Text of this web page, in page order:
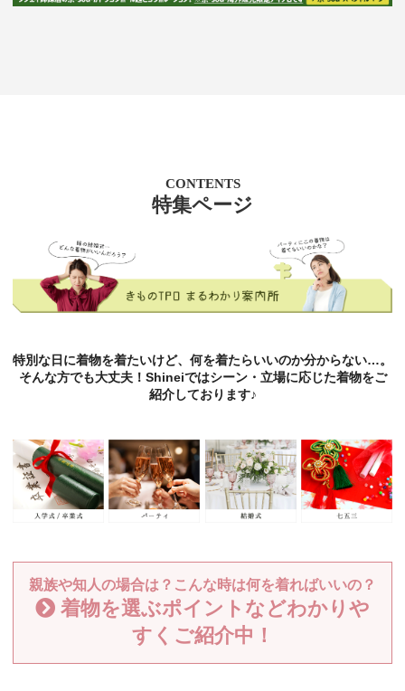
CONTENTS
特集ページ
特別な日に着物を着たいけど、何を着たらいいのか分からない…。
そんな方でも大丈夫！Shineiではシーン・立場に応じた着物をご
紹介しております♪
親族や知人の場合は？こんな時は何を着ればいいの？
着物を選ぶポイントなどわかりや
すくご紹介中！